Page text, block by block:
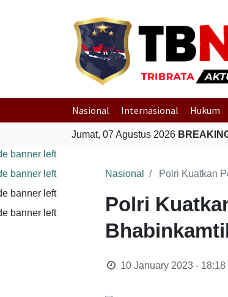
Nasional Internasional Hukum
Jumat, 07 Agustus 2026
Nasional Polri Kuatkan
Polri
10 January 2023 - 18:18